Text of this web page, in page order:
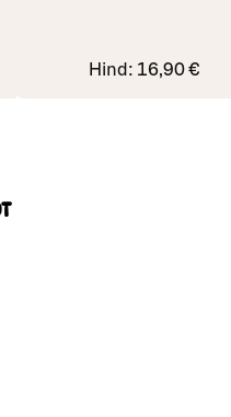
Hind: 16,90 €